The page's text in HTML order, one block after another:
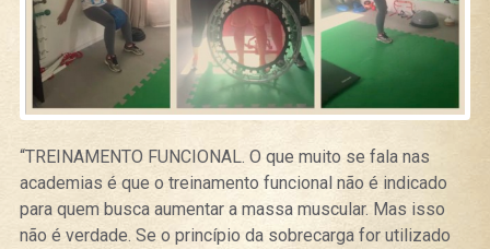
“TREINAMENTO FUNCIONAL. O que muito se fala nas
academias é que o treinamento funcional não é indicado
para quem busca aumentar a massa muscular. Mas isso
não é verdade. Se o princípio da sobrecarga for utilizado